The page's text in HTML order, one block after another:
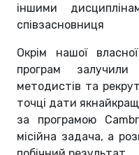
іншими
співзасновниця
Окрім нашої
програм
методистів та
точці дати
за програмою
місійна задача, а